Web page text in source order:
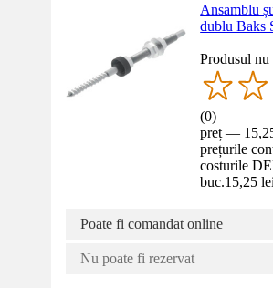
Ansamblu
dublu Baks
Produsul nu
(0)
preț —
prețurile
costurile
buc.15,25 lei
Poate fi comandat online
Nu poate fi rezervat